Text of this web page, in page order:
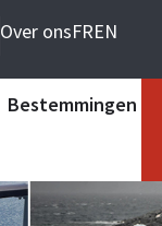
Over onsFREN
Bestemmingen